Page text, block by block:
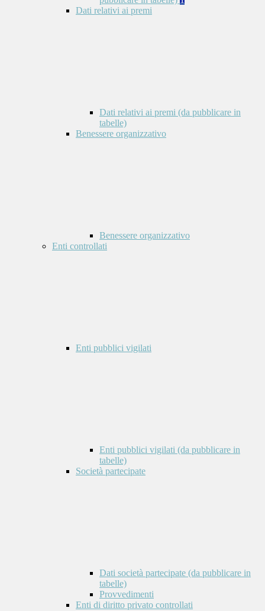
Dati relativi ai premi
Dati relativi ai premi (da pubblicare in
tabelle)
Benessere organizzativo
Benessere organizzativo
Enti controllati
Enti pubblici vigilati
Enti pubblici vigilati (da pubblicare in
tabelle)
Società partecipate
Dati società partecipate (da pubblicare in
tabelle)
Provvedimenti
Enti di diritto privato controllati